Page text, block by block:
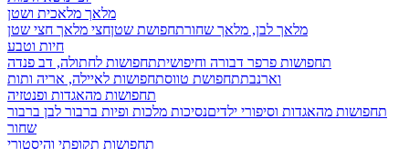
מלאך מלאכית ושטן
מלאך לבן, מלאך שחורתחפושת שטןחצי מלאך חצי שטן
חיות וטבע
תחפושות פרפר דבורה וחיפושיתתחפושות לחתולה, דב פנדה
וארנבתתחפושת טווסתחפושות לאיילה, אריה ותות
תחפושות מהאגדות ופנטזיה
תחפושות מהאגדות וסיפורי ילדיםנסיכות מלכות ופיות ברבור לבן ברבור
שחור
תחפושות תקופתי והיסטורי